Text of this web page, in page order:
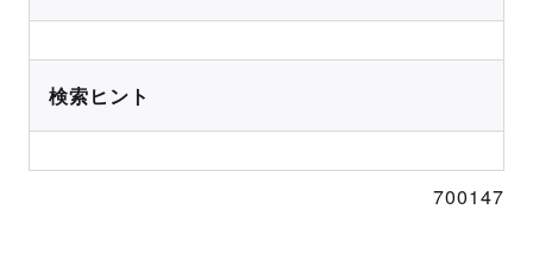
検索ヒント
700147